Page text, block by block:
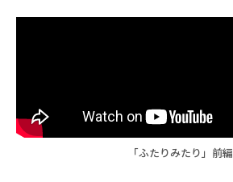
「ふたりみたり」前編